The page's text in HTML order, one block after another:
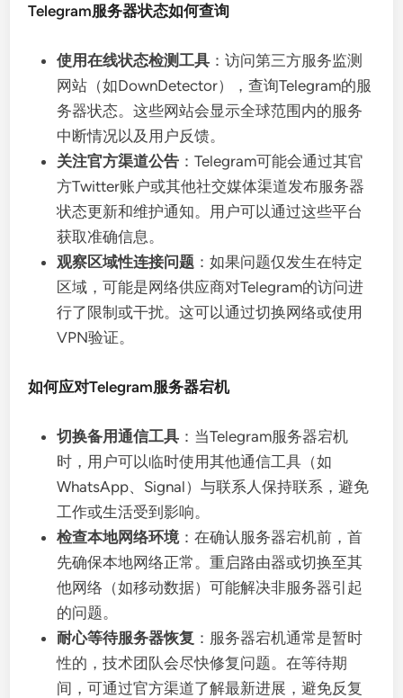
Telegram服务器状态如何查询
使用在线状态检测工具 ：访问第三方服务监测
网站（如DownDetector），查询Telegram的服
务器状态。这些网站会显示全球范围内的服务
中断情况以及用户反馈。
关注官方渠道公告 ：Telegram可能会通过其官
方Twitter账户或其他社交媒体渠道发布服务器
状态更新和维护通知。用户可以通过这些平台
获取准确信息。
观察区域性连接问题 ：如果问题仅发生在特定
区域，可能是网络供应商对Telegram的访问进
行了限制或干扰。这可以通过切换网络或使用
VPN验证。
如何应对Telegram服务器宕机
切换备用通信工具 ：当Telegram服务器宕机
时，用户可以临时使用其他通信工具（如
WhatsApp、Signal）与联系人保持联系，避免
工作或生活受到影响。
检查本地网络环境：在确认服务器宕机前，首
先确保本地网络正常。重启路由器或切换至其
他网络（如移动数据）可能解决非服务器引起
的问题。
耐心等待服务器恢复 ：服务器宕机通常是暂时
性的，技术团队会尽快修复问题。在等待期
间，可通过官方渠道了解最新进展，避免反复